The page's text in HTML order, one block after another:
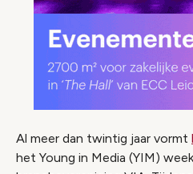
Al meer dan twintig jaar vormt
het Young in Media (YIM)